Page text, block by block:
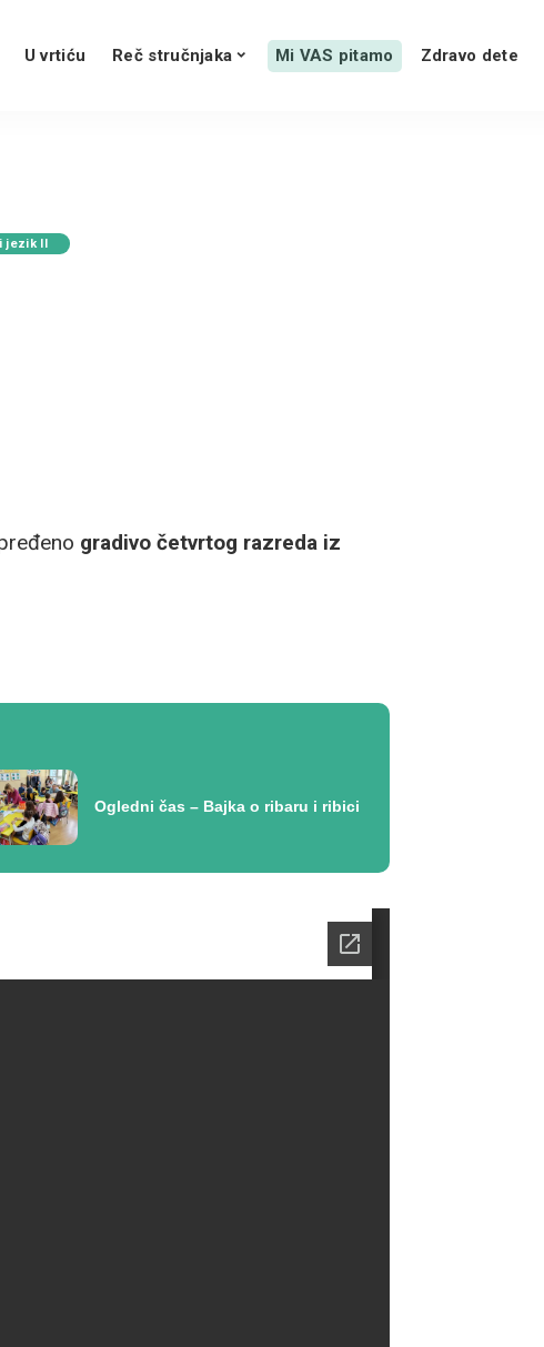
U vrtiću Reč stručnjaka Mi VAS pitamo Zdravo dete
jezik II
gradivo četvrtog razreda iz
Ogledni čas – Bajka o ribaru i ribici